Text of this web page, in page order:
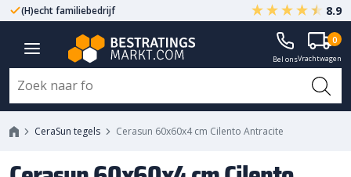
(H)echt familiebedrijf Gegarandeerd A-kwaliteit
8.9
Bel onsVrachtwagen
0
CeraSun tegels Cerasun 60x60x4 cm Cilento Antracite
Cerasun 60x60x4 cm Cilento
Antracite